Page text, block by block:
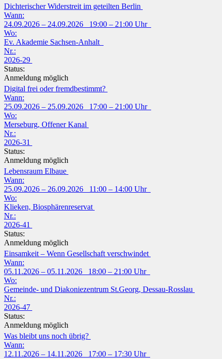
Dichterischer Widerstreit im geteilten Berlin
Wann:
24.09.2026 – 24.09.2026 19:00 – 21:00 Uhr
Wo:
Ev. Akademie Sachsen-Anhalt
Nr.:
2026-29
Status:
Anmeldung möglich
Digital frei oder fremdbestimmt?
Wann:
25.09.2026 – 25.09.2026 17:00 – 21:00 Uhr
Wo:
Merseburg, Offener Kanal
Nr.:
2026-31
Status:
Anmeldung möglich
Lebensraum Elbaue
Wann:
25.09.2026 – 26.09.2026 11:00 – 14:00 Uhr
Wo:
Klieken, Biosphärenreservat
Nr.:
2026-41
Status:
Anmeldung möglich
Einsamkeit – Wenn Gesellschaft verschwindet
Wann:
05.11.2026 – 05.11.2026 18:00 – 21:00 Uhr
Wo:
Gemeinde- und Diakoniezentrum St.Georg, Dessau-Rosslau
Nr.:
2026-47
Status:
Anmeldung möglich
Was bleibt uns noch übrig?
Wann:
12.11.2026 – 14.11.2026 17:00 – 17:30 Uhr